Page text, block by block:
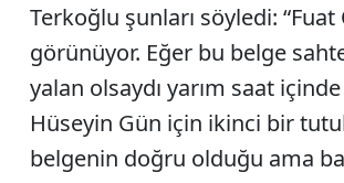
Terkoğlu şunları söyledi:
görünüyor. Eğer bu belge
yalan olsaydı yarım saat
Hüseyin Gün için ikinci bir
belgenin doğru olduğu ama